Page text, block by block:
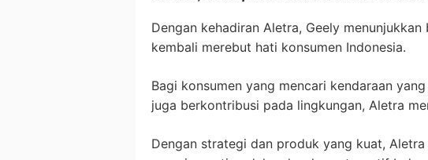
Dengan kehadiran Aletra, Geely
kembali merebut hati konsumen Indonesia.
Bagi konsumen yang mencari kendaraan
juga berkontribusi pada lingkungan, Aletra
Dengan strategi dan produk yang kuat,